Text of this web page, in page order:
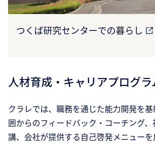
つくば研究センターでの暮らし
人材育成・キャリアプログラ
クラレでは、職務を通じた能力開発を
囲からのフィードバック・コーチング
講、会社が提供する自己啓発メニューを